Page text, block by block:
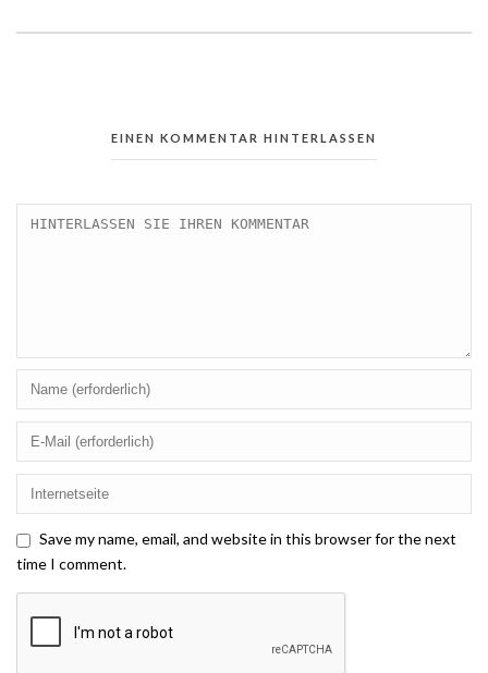
EINEN KOMMENTAR HINTERLASSEN
Save my name, email, and website in this browser for the next
time I comment.